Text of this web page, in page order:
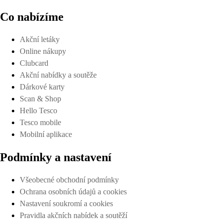
Co nabízíme
Akční letáky
Online nákupy
Clubcard
Akční nabídky a soutěže
Dárkové karty
Scan & Shop
Hello Tesco
Tesco mobile
Mobilní aplikace
Podmínky a nastavení
Všeobecné obchodní podmínky
Ochrana osobních údajů a cookies
Nastavení soukromí a cookies
Pravidla akčních nabídek a soutěží